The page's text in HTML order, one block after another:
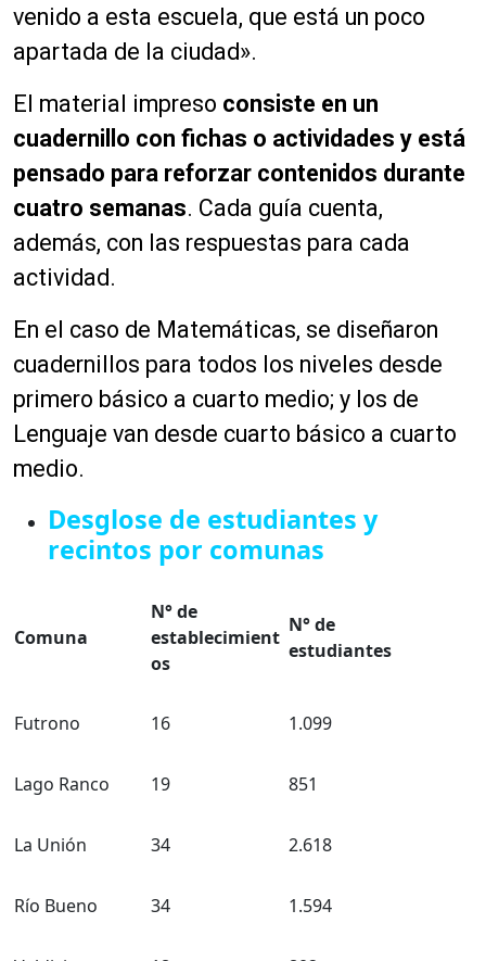
venido a esta escuela, que está un poco
apartada de la ciudad».
El material impreso consiste en un
cuadernillo con fichas o actividades y está
pensado para reforzar contenidos durante
cuatro semanas. Cada guía cuenta,
además, con las respuestas para cada
actividad.
En el caso de Matemáticas, se diseñaron
cuadernillos para todos los niveles desde
primero básico a cuarto medio; y los de
Lenguaje van desde cuarto básico a cuarto
medio.
Desglose de estudiantes y
recintos por comunas
Comuna
N° de
establecimient
os
N° de
estudiantes
Futrono 16 1.099
Lago Ranco 19 851
La Unión 34 2.618
Río Bueno 34 1.594